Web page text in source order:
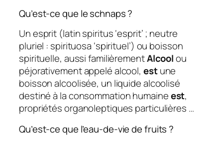
Qu’est-ce que le schnaps ?
Un esprit (latin spiritus ‘esprit’ ; neutre
pluriel : spirituosa ‘spirituel’) ou boisson
spirituelle, aussi familièrementAlcoolou
péjorativement appelé alcool, estune
boisson alcoolisée, un liquide alcoolisé
destiné à la consommation humaineest,
propriétés organoleptiques particulières …
Qu’est-ce que l’eau-de-vie de fruits ?